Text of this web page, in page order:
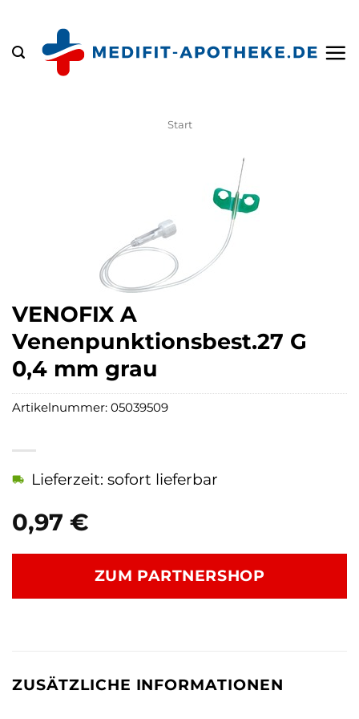
springen
Start
VENOFIX A
Venenpunktionsbest.27 G
0,4 mm grau
0,97 €
Lieferzeit: sofort lieferbar
ZUM PARTNERSHOP
Artikelnummer: 05039509
ZUSÄTZLICHE INFORMATIONEN